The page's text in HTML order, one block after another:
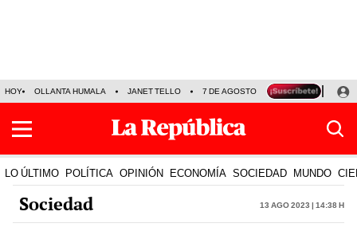
HOY OLLANTA HUMALA JANET TELLO 7 DE AGOSTO TINKA RESULTADOS
LO ÚLTIMO POLÍTICA OPINIÓN ECONOMÍA SOCIEDAD MUNDO
Sociedad 13 Ago 2023 | 14:38 h